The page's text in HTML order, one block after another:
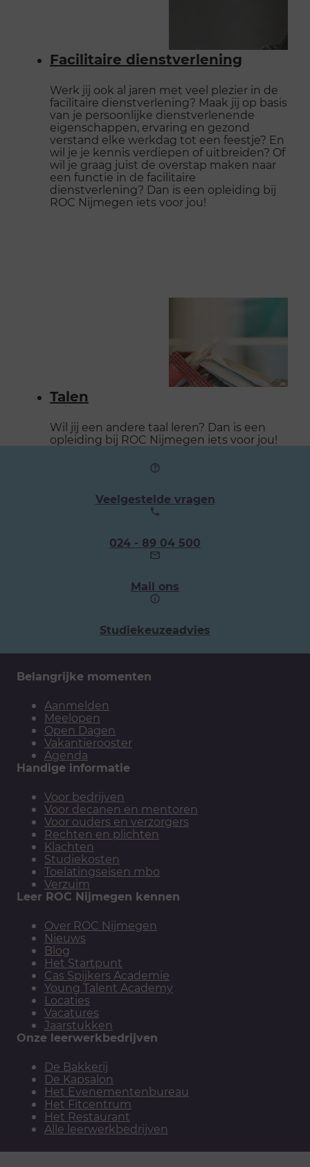
Facilitaire dienstverlening
Werk jij ook al jaren met veel plezier in de
facilitaire dienstverlening? Maak jij op basis
van je persoonlijke dienstverlenende
eigenschappen, ervaring en gezond
verstand elke werkdag tot een feestje? En
wil je je kennis verdiepen of uitbreiden? Of
wil je graag juist de overstap maken naar
een functie in de facilitaire
dienstverlening? Dan is een opleiding bij
ROC Nijmegen iets voor jou!
Talen
Wil jij een andere taal leren? Dan is een
opleiding bij ROC Nijmegen iets voor jou!
Veelgestelde vragen
Ons
telefoonnummer:
024 - 89 04 500
Mail ons
Studiekeuzeadvies
Belangrijke momenten
Aanmelden
Meelopen
Open Dagen
Vakantierooster
Agenda
Handige informatie
Voor bedrijven
Voor decanen en mentoren
Voor ouders en verzorgers
Rechten en plichten
Klachten
Studiekosten
Toelatingseisen mbo
Verzuim
Leer ROC Nijmegen kennen
Over ROC Nijmegen
Nieuws
Blog
Het Startpunt
Cas Spijkers Academie
Young Talent Academy
Locaties
Vacatures
Jaarstukken
Onze leerwerkbedrijven
De Bakkerij
De Kapsalon
Het Evenementenbureau
Het Fitcentrum
Het Restaurant
Alle leerwerkbedrijven